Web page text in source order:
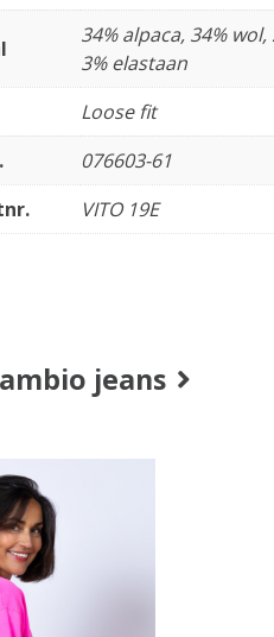
34% alpaca, 34%
3% elastaan
Loose fit
076603-61
VITO 19E
jeans